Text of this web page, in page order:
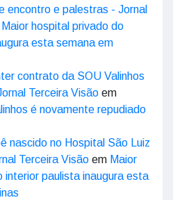
encontro e palestras - Jornal
Maior hospital privado do
esta semana em
contrato da SOU Valinhos
Terceira Visão em
é novamente repudiado
nascido no Hospital São Luiz
Terceira Visão em Maior
interior paulista inaugura esta